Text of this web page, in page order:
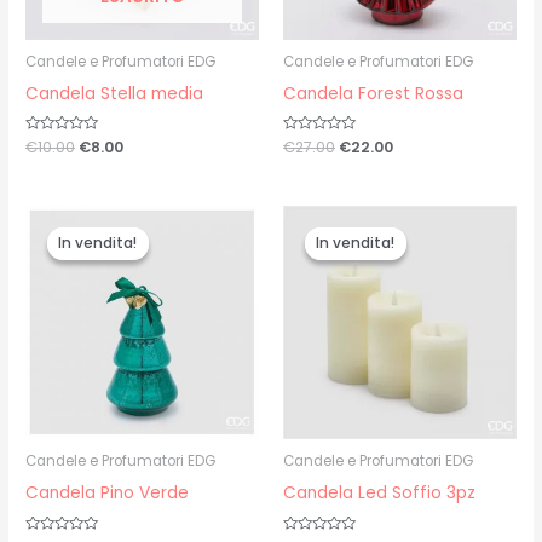
Candele e Profumatori EDG
Candela Stella media
Valutato
0
€10.00 €8.00
Candele e Profumatori EDG
Candela Forest Rossa
Valutato
0
€27.00 €22.00
In vendita!
In vendita!
Candele e Profumatori EDG
Candela Pino Verde
Il
prezzo
originale
era:
€19.00.
Il
prezzo
attuale
è:
€16.00.
In vendita!
In vendita!
Candele e Profumatori EDG
Candela Led Soffio 3pz
prezzo
originale
era:
€27.00.
prezzo
attuale
è:
€22.00.